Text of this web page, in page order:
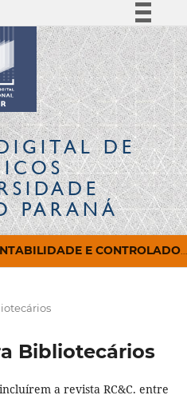
Simplifique!
Comunica BR
Participe
Acesso à informação
Legislação
CanaisDE
PARANÁ
RC&C. REVISTA DE CONTABILIDADE E CONTROLADORIA
Bibliotecários
a revista RC&C. entre